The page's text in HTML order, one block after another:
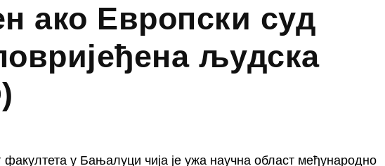
ако Европски суд
људска
у Бањалуци чија је ужа научна област међународно